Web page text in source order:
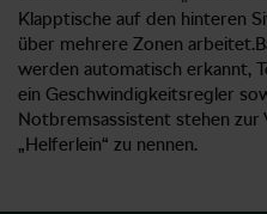
Klapptische auf den hinteren
über mehrere Zonen
werden automatisch erkannt,
ein Geschwindigkeitsregler
Notbremsassistent stehen zur
„Helferlein“ zu nennen.